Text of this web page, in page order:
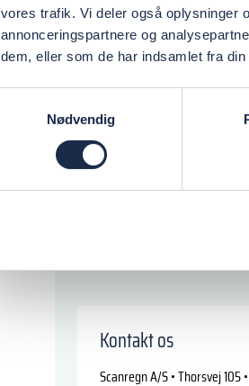
vores trafik. Vi deler også oplysninger
annonceringspartnere og
dem, eller som de har indsamlet fra
Nødvendig
Kontakt os
Scanregn A/S • Thorsvej 105